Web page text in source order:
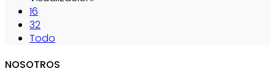
16
32
Todo
NOSOTROS